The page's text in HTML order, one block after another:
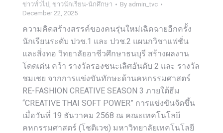
ข่าวทั่วไป, ข่าวนักเรียน-นักศึกษา By admin_tvc
December 22, 2025
ความคิดสร้างสรรค์ของคนรุ่นใหม่เฉิดฉายอีกครั้ง
นักเรียนระดับ ปวช.1 และ ปวช.2 แผนกวิชาแฟชั่น
และสิ่งทอ วิทยาลัยอาชีวศึกษาธนบุรี สร้างผลงาน
โดดเด่น คว้า รางวัลรองชนะเลิศอันดับ 2 และ รางวัล
ชมเชย จากการแข่งขันทักษะด้านคหกรรมศาสตร์
RE-FASHION CREATIVE SEASON 3 ภายใต้ธีม
“CREATIVE THAI SOFT POWER” การแข่งขันจัดขึ้น
เมื่อวันที่ 19 ธันวาคม 2568 ณ คณะเทคโนโลยี
คหกรรมศาสตร์ (โชติเวช) มหาวิทยาลัยเทคโนโลยี